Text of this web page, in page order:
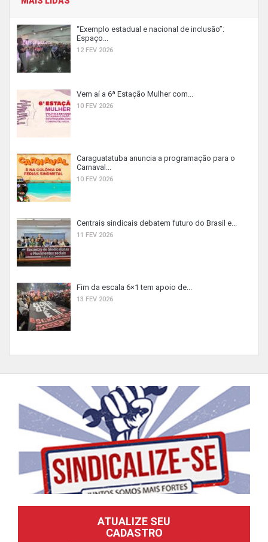
“Exemplo estadual e nacional de inclusão”:
Espaço...
12 FEV 2026
Vem aí a 6ª Estação Mulher com...
10 FEV 2026
Caraguatatuba anuncia a programação para o
Carnaval...
10 FEV 2026
Centrais sindicais debatem futuro do Brasil e...
11 FEV 2026
Fim da escala 6×1 tem apoio de...
13 FEV 2026
ATUALIZE SEU
CADASTRO